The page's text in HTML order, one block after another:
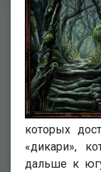
которых
«дикари»,
дальше к